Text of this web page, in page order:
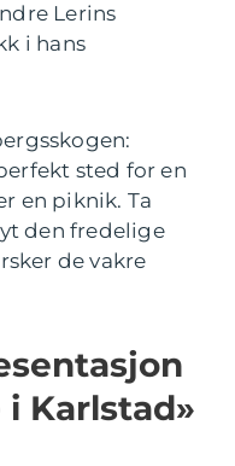
Lerins
i hans
sted for en
en piknik. Ta
den fredelige
de vakre
Karlstad»